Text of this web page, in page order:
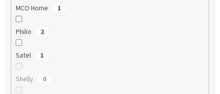
MCO Home 1
Philio 2
Satel 1
Shelly 0